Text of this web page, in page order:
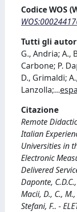
Codice WOS
Tutti gli
G., Andria; A.,
Carbone; P.
D., Grimaldi;
Lanzolla;...
Citazione
Remote
Italian
Universities in
Electronic
Delivered
Daponte,
Macii, D., C., M.,
Stefani, F.. -